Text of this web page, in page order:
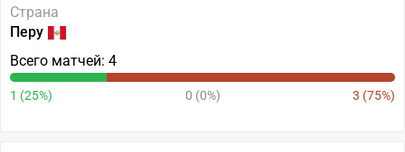
Страна
Перу
Всего матчей: 4
1 (25%) 0 (0%) 3 (75%)